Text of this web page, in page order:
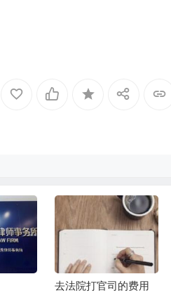
去法院打官司的费用